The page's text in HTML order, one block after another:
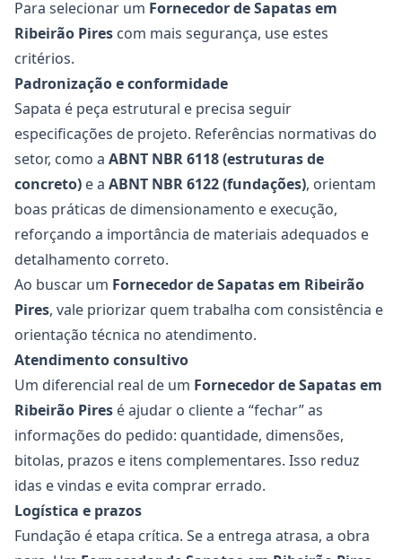
Para selecionar um Fornecedor de Sapatasem
Ribeirão Pires com mais segurança, use estes
critérios.
Padronização e conformidade
Sapata é peça estrutural e precisa seguir
especificações de projeto. Referências normativas do
setor, como a ABNT NBR 6118 (estruturas de
concreto) e a ABNT NBR 6122 (fundações), orientam
boas práticas de dimensionamento e execução,
reforçando a importância de materiais adequados e
detalhamento correto.
Ao buscar um Fornecedor de Sapatasem Ribeirão
Pires, vale priorizar quem trabalha com consistência e
orientação técnica no atendimento.
Atendimento consultivo
Um diferencial real de um Fornecedor de Sapatasem
Ribeirão Pires é ajudar o cliente a “fechar” as
informações do pedido: quantidade, dimensões,
bitolas, prazos e itens complementares. Isso reduz
idas e vindas e evita comprar errado.
Logística e prazos
Fundação é etapa crítica. Se a entrega atrasa, a obra